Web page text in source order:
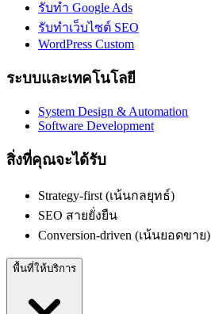
รับทำ Google Ads
รับทำเว็บไซต์ SEO
WordPress Custom
ระบบและเทคโนโลยี
System Design & Automation
Software Development
สิ่งที่คุณจะได้รับ
Strategy-first (เน้นกลยุทธ์)
SEO สายยั่งยืน
Conversion-driven (เน้นยอดขาย)
พื้นที่ให้บริการ